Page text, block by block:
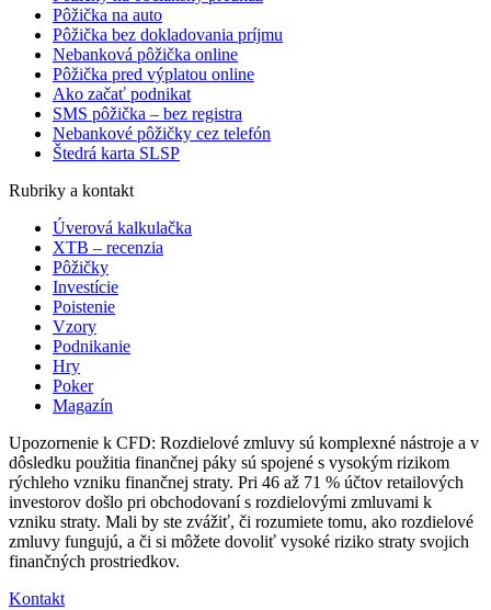
Pôžička na auto
Pôžička bez dokladovania príjmu
Nebanková pôžička online
Pôžička pred výplatou online
Ako začať podnikat
SMS pôžička – bez registra
Nebankové pôžičky cez telefón
Štedrá karta SLSP
Rubriky a kontakt
Úverová kalkulačka
XTB – recenzia
Pôžičky
Investície
Poistenie
Vzory
Podnikanie
Hry
Poker
Magazín
Upozornenie k CFD: Rozdielové zmluvy sú komplexné nástroje a v
dôsledku použitia finančnej páky sú spojené s vysokým rizikom
rýchleho vzniku finančnej straty. Pri 46 až 71 % účtov retailových
investorov došlo pri obchodovaní s rozdielovými zmluvami k
vzniku straty. Mali by ste zvážiť, či rozumiete tomu, ako rozdielové
zmluvy fungujú, a či si môžete dovoliť vysoké riziko straty svojich
finančných prostriedkov.
Kontakt